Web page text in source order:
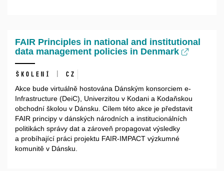
FAIR Principles in national and institutional
data management policies in Denmark
Školení | CZ
Akce bude virtuálně hostována Dánským konsorciem e-
Infrastructure (DeiC), Univerzitou v Kodani a Kodaňskou
obchodní školou v Dánsku. Cílem této akce je představit
FAIR principy v dánských národních a institucionálních
politikách správy dat a zároveň propagovat výsledky
a probíhající práci projektu FAIR-IMPACT výzkumné
komunitě v Dánsku.